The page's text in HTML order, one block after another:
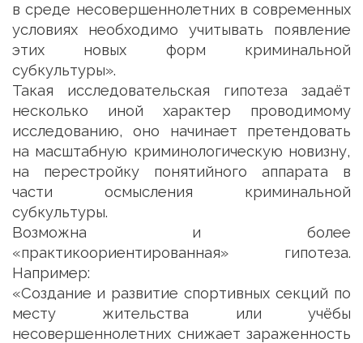
в среде несовершеннолетних в современных
условиях необходимо учитывать появление
этих новых форм криминальной
субкультуры».
Такая исследовательская гипотеза задаёт
несколько иной характер проводимому
исследованию, оно начинает претендовать
на масштабную криминологическую новизну,
на перестройку понятийного аппарата в
части осмысления криминальной
субкультуры.
Возможна и более
«практикоориентированная» гипотеза.
Например:
«Создание и развитие спортивных секций по
месту жительства или учёбы
несовершеннолетних снижает зараженность